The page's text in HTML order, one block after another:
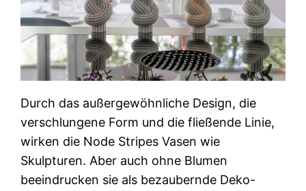
Durch das außergewöhnliche Design, die
verschlungene Form und die fließende Linie,
wirken die Node Stripes Vasen wie
Skulpturen. Aber auch ohne Blumen
beeindrucken sie als bezaubernde Deko-